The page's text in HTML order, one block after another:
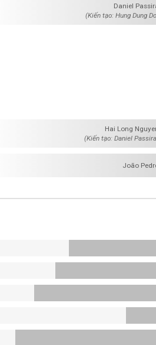
Daniel
(Kiến tạo: Hung Dung
Hai Long
(Kiến tạo: Daniel
João